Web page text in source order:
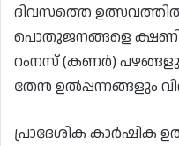
ദിവസത്തെ
പൊതുജനങ്ങളെ
റംനസ് (കണർ)
തേൻ ഉൽപ്പന്നങ്ങളും
പ്രാദേശിക കാർഷിക